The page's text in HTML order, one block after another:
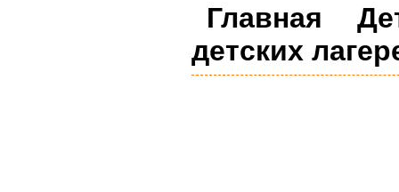
Главная
детских